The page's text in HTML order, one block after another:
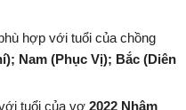
hợp với tuổi của chồng
; Nam (Phục Vị); Bắc (Diên
tuổi của vợ 2022 Nhâm